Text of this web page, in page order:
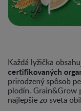
Každá lyžička
certifikovaných
prirodzený spôsob
plodín. Grain&Grow
najlepšie zo sveta